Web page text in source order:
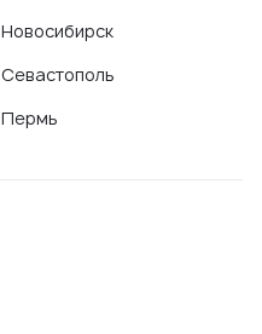
Новосибирск
Севастополь
Пермь